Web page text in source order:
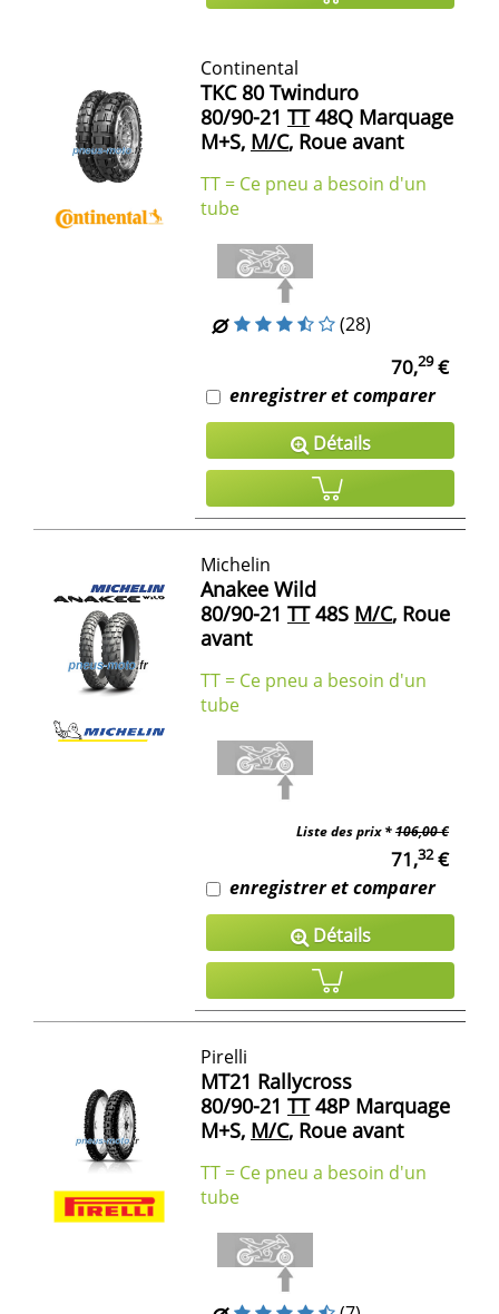
Continental
TKC 80 Twinduro
80/90-21 TT48Q Marquage
M+S, M/C, Roue avant
TT = Ce pneu a besoin d'un
tube
(28)
70,29€
enregistrer et comparer
Détails
Michelin
Anakee Wild
80/90-21 TT48S M/C, Roue
avant
TT = Ce pneu a besoin d'un
tube
Liste des prix *106,00 €
71,32€
enregistrer et comparer
Détails
Pirelli
MT21 Rallycross
80/90-21 TT48P Marquage
M+S, M/C, Roue avant
TT = Ce pneu a besoin d'un
tube